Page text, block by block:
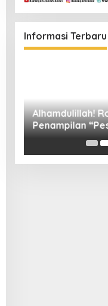
Informasi Terbaru
Alhamdulillah!
Penampilan
Sukaesih